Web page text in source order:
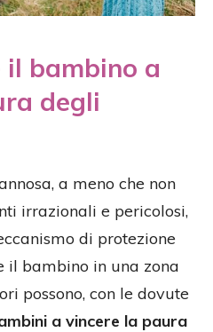
bambino a
degli
a meno che non
irrazionali e pericolosi,
di protezione
il bambino in una zona
possono, con le dovute
a vincere la paura